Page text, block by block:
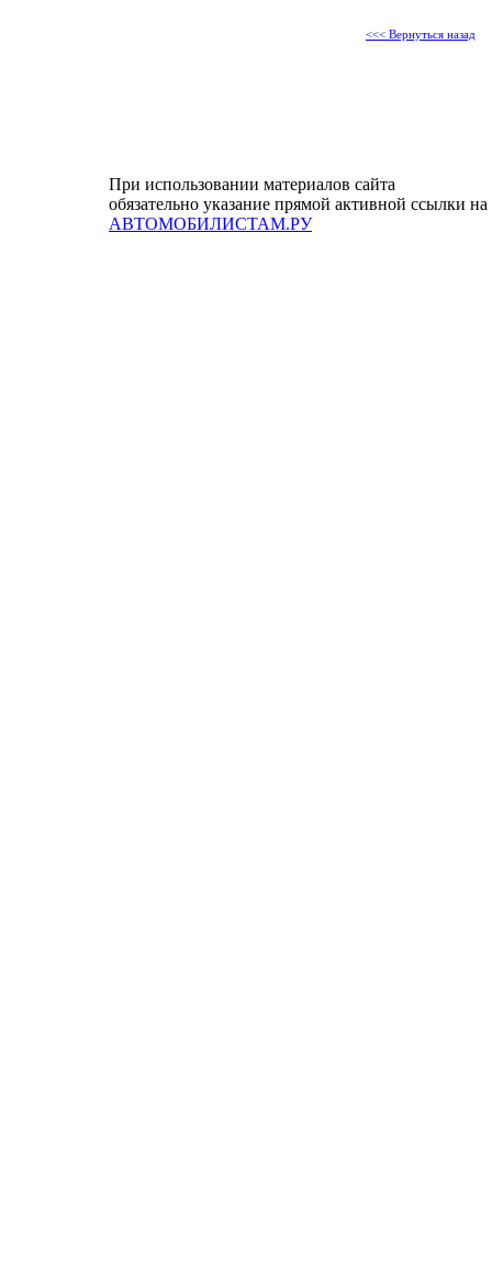
<<< Вернуться назад
При использовании материалов сайта
обязательно указание прямой активной ссылки на
АВТОМОБИЛИСТАМ.РУ